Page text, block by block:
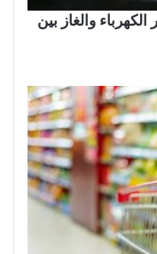
والغاز بين